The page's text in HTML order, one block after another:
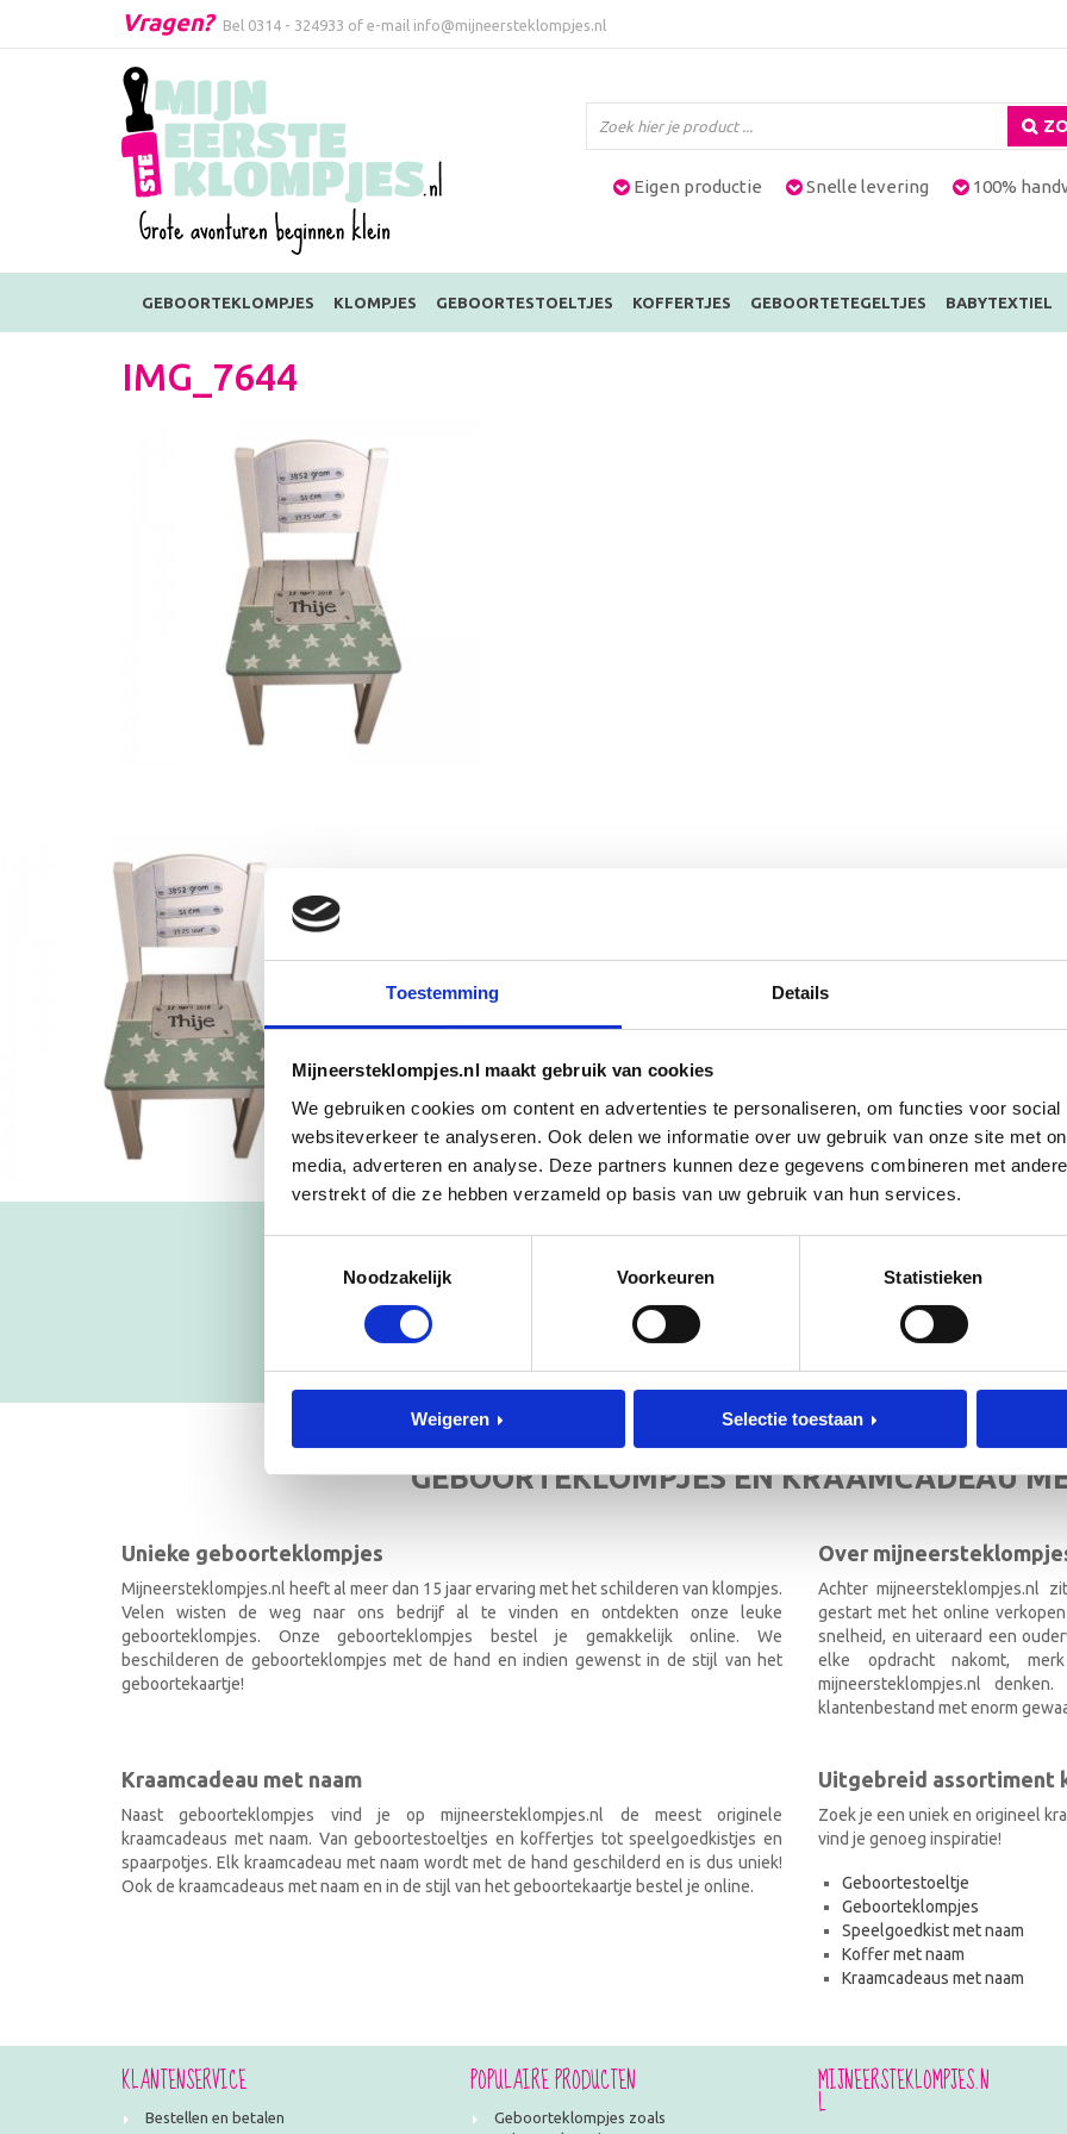
Toestemming Details
Mijneersteklompjes.nl maakt gebruik van cookies
We gebruiken cookies om content en advertenties te personaliseren, om functies voor
websiteverkeer te analyseren. Ook delen we informatie over uw gebruik van onze site met
media, adverteren en analyse. Deze partners kunnen deze gegevens combineren met
verstrekt of die ze hebben verzameld op basis van uw gebruik van hun services.
Noodzakelijk
Voorkeuren Statistieken
Weigeren Selectie toestaan
Vragen? Bel 0314 - 324933 of e-mail info@mijneersteklompjes.nl
Eigen productie Snelle levering 100%
GEBOORTEKLOMPJES KLOMPJES GEBOORTESTOELTJES KOFFERTJES GEBOORTETEGELTJES BABYTEXTIEL
IMG_7644
NIEUWSBRIEF
GEBOORTEKLOMPJES EN KRAAMCADEAU
Unieke geboorteklompjes
Mijneersteklompjes.nl heeft al meer dan 15 jaar ervaring met het schilderen van klompjes.
Velen wisten de weg naar ons bedrijf al te vinden en ontdekten onze leuke
geboorteklompjes. Onze geboorteklompjes bestel je gemakkelijk online. We
beschilderen de geboorteklompjes met de hand en indien gewenst in de stijl van het
geboortekaartje!
Over
Achter mijneersteklompjes.nl
gestart met het online
snelheid, en uiteraard een
elke opdracht nakomt,
mijneersteklompjes.nl
klantenbestand met enorm
Kraamcadeau met naam
Naast geboorteklompjes vind je op mijneersteklompjes.nl de meest originele
kraamcadeaus met naam. Van geboortestoeltjes en koffertjes tot speelgoedkistjes en
spaarpotjes. Elk kraamcadeau met naam wordt met de hand geschilderd en is dus uniek!
Ook de kraamcadeaus met naam en in de stijl van het geboortekaartje bestel je online.
Uitgebreid assortiment
Zoek je een uniek en origineel
vind je genoeg inspiratie!
Geboortestoeltje
Geboorteklompjes
Speelgoedkist met naam
Koffer met naam
Kraamcadeaus met naam
KLANTENSERVICE
Bestellen en betalen
POPULAIRE PRODUCTEN
Geboorteklompjes zoals
MIJNEERSTEKLOMPJES.N
L